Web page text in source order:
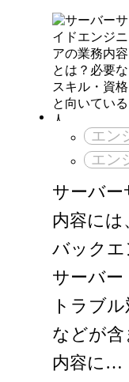
エン
エン
サーバ
内容には
バックエ
サーバー
トラブ
などが
内容に…